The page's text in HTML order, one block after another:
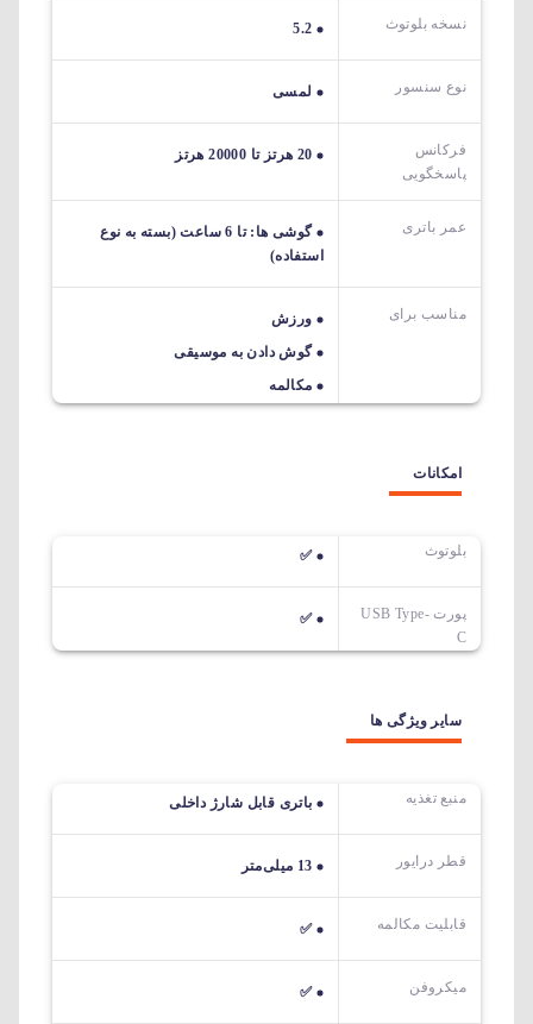
نسخه بلوتوث 5.2
نوع سنسور لمسی
فرکانس
پاسخگویی
20 هرتز تا 20000 هرتز
عمر باتری
گوشی ها: تا 6 ساعت (بسته به نوع
استفاده)
مناسب برای
ورزش
گوش دادن به موسیقی
مکالمه
امکانات
بلوتوث ✅
پورت USB Type-
C
✅
سایر ویژگی ها
منبع تغذیه باتری قابل شارژ داخلی
قطر درایور 13 میلی‌متر
قابلیت مکالمه ✅
میکروفن ✅